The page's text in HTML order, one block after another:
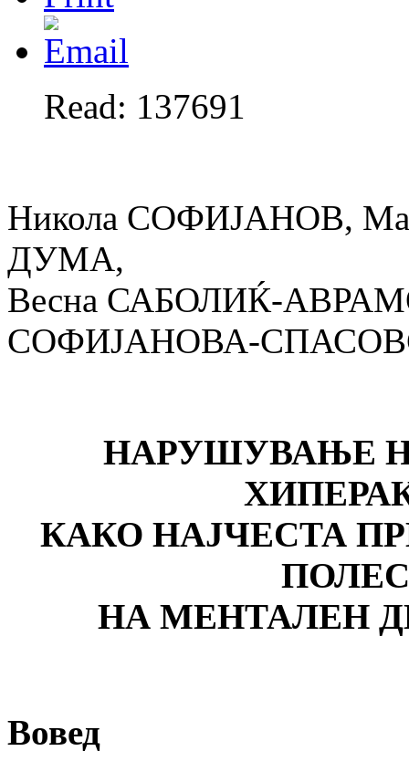
Read: 137691
Никола СОФИЈАНОВ,
ДУМА,
Весна САБОЛИЌ-
СОФИЈАНОВА-
НАРУШУВАЊЕ
КАКО НАЈЧЕСТА
НА МЕНТАЛЕН
Вовед